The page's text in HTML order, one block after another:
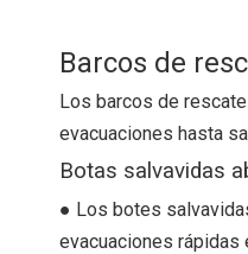
Barcos de
Los barcos de
evacuaciones hasta
Botas salvavidas
● Los botes
evacuaciones